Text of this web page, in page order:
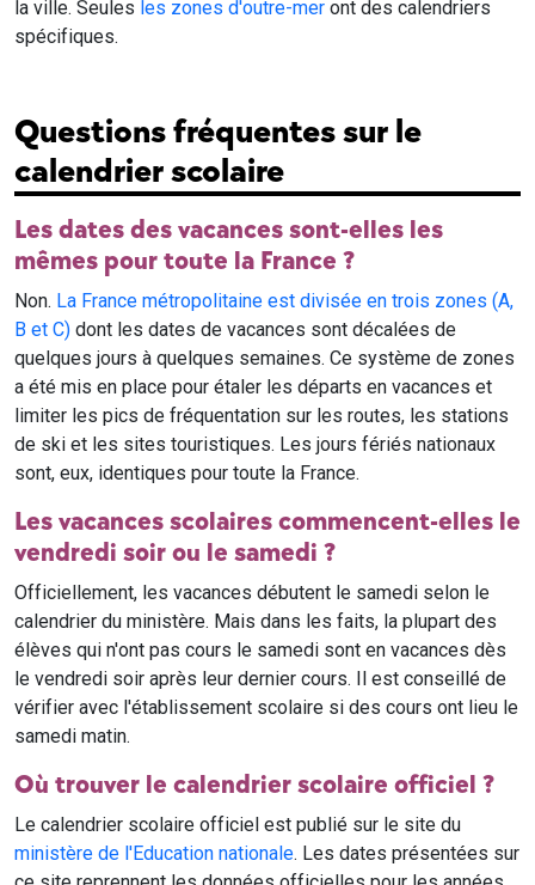
la ville. Seules les zones d'outre-mer ont des calendriers
spécifiques.
Questions fréquentes sur le
calendrier scolaire
Les dates des vacances sont-elles les
mêmes pour toute la France ?
Non. La France métropolitaine est divisée en trois zones (A,
B et C) dont les dates de vacances sont décalées de
quelques jours à quelques semaines. Ce système de zones
a été mis en place pour étaler les départs en vacances et
limiter les pics de fréquentation sur les routes, les stations
de ski et les sites touristiques. Les jours fériés nationaux
sont, eux, identiques pour toute la France.
Les vacances scolaires commencent-elles le
vendredi soir ou le samedi ?
Officiellement, les vacances débutent le samedi selon le
calendrier du ministère. Mais dans les faits, la plupart des
élèves qui n'ont pas cours le samedi sont en vacances dès
le vendredi soir après leur dernier cours. Il est conseillé de
vérifier avec l'établissement scolaire si des cours ont lieu le
samedi matin.
Où trouver le calendrier scolaire officiel ?
Le calendrier scolaire officiel est publié sur le site du
ministère de l'Education nationale. Les dates présentées sur